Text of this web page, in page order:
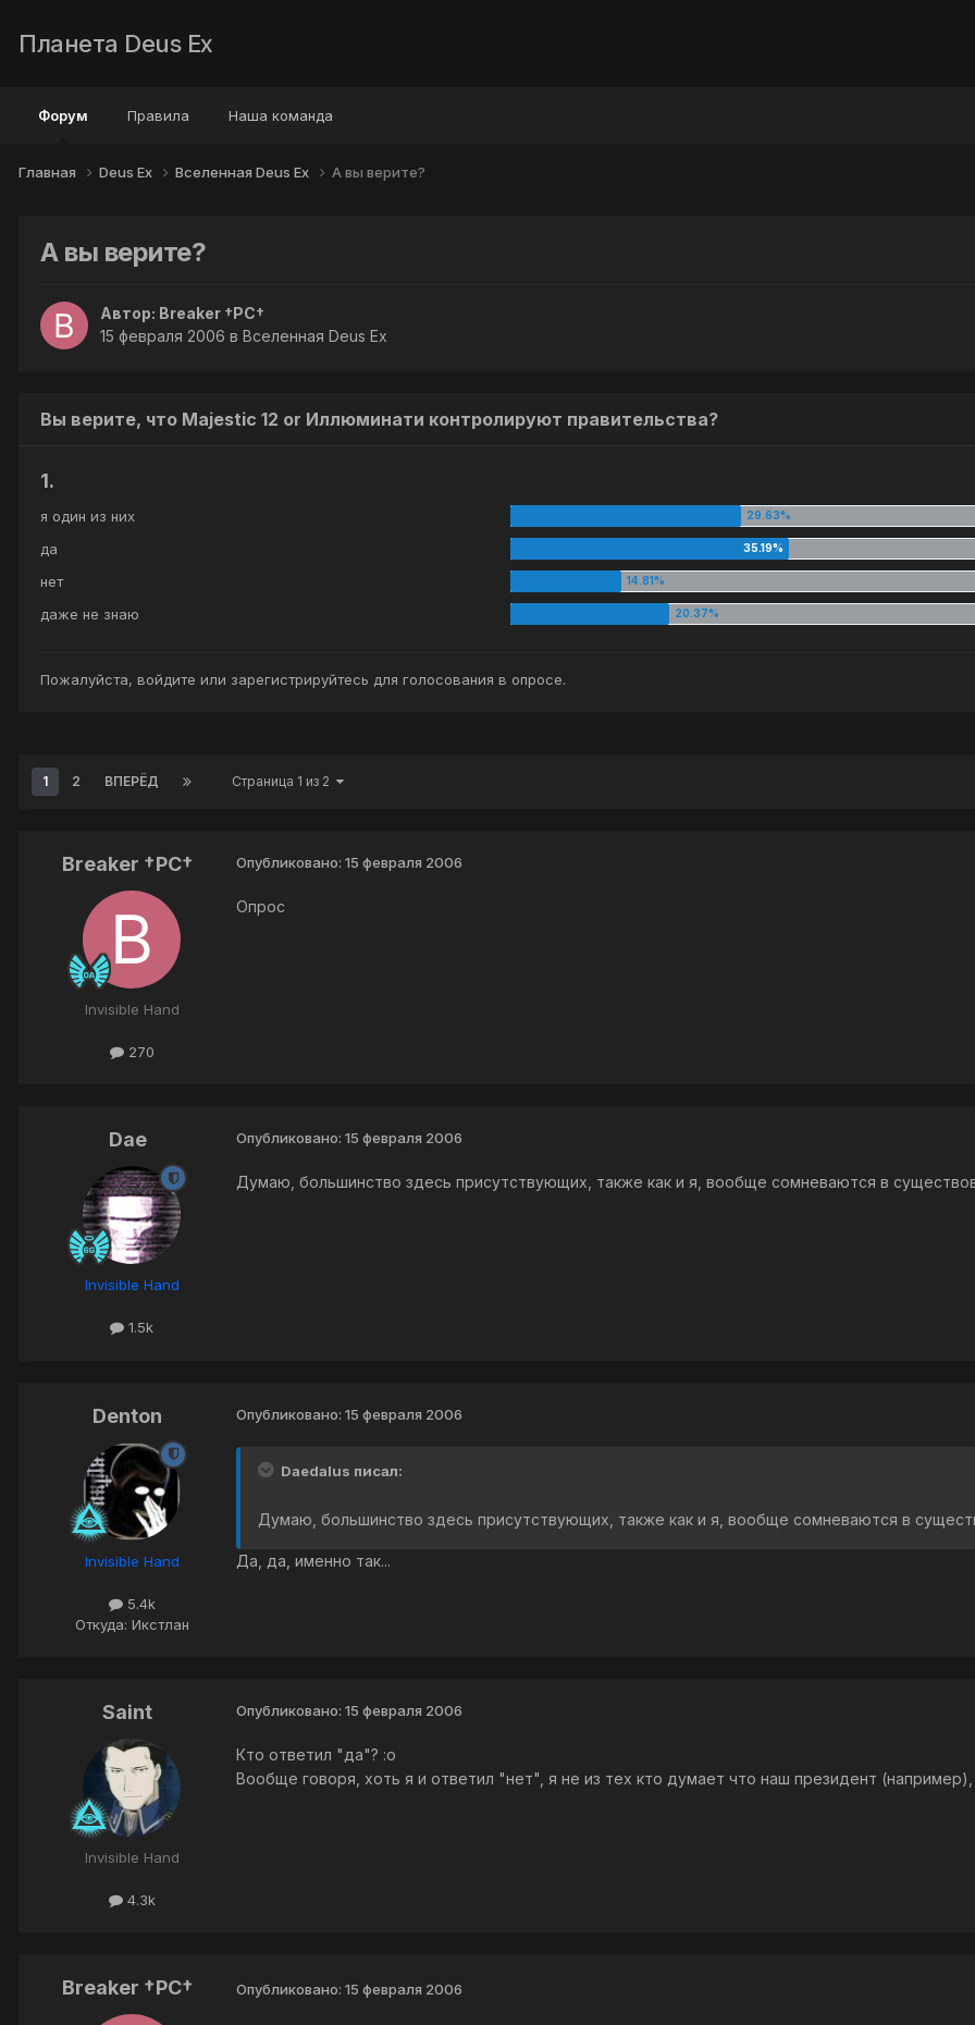
Планета Deus Ex
Форум Правила Наша команда
Главная Deus Ex Вселенная Deus Ex А вы верите?
А вы верите?
Автор: Breaker †PC†
15 февраля 2006 в Вселенная Deus Ex
Вы верите, что Majestic 12 or Иллюминати контролируют правительства?
1.
я один из них
да
нет
даже не знаю
Пожалуйста, войдите или зарегистрируйтесь для голосования в опросе.
1 2 ВПЕРЁД Страница 1 из 2
Breaker †PC†
Invisible Hand
270
Опубликовано: 15 февраля 2006
Опрос
Dae
Invisible Hand
1.5k
Опубликовано: 15 февраля 2006
Думаю, большинство здесь присутствующих, также как и я, вообще сомневаются в
Denton
Invisible Hand
5.4k
Откуда: Икстлан
Опубликовано: 15 февраля 2006
Daedalus писал:
Думаю, большинство здесь присутствующих, также как и я, вообще сомневаются в
Да, да, именно так...
Saint
Invisible Hand
4.3k
Опубликовано: 15 февраля 2006
Кто ответил "да"? :o
Вообще говоря, хоть я и ответил "нет", я не из тех кто думает что наш президент
Breaker †PC† Опубликовано: 15 февраля 2006